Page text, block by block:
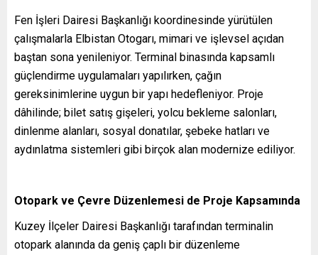
Fen İşleri Dairesi Başkanlığı koordinesinde yürütülen
çalışmalarla Elbistan Otogarı, mimari ve işlevsel açıdan
baştan sona yenileniyor. Terminal binasında kapsamlı
güçlendirme uygulamaları yapılırken, çağın
gereksinimlerine uygun bir yapı hedefleniyor. Proje
dâhilinde; bilet satış gişeleri, yolcu bekleme salonları,
dinlenme alanları, sosyal donatılar, şebeke hatları ve
aydınlatma sistemleri gibi birçok alan modernize ediliyor.
Otopark ve Çevre Düzenlemesi de Proje Kapsamında
Kuzey İlçeler Dairesi Başkanlığı tarafından terminalin
otopark alanında da geniş çaplı bir düzenleme